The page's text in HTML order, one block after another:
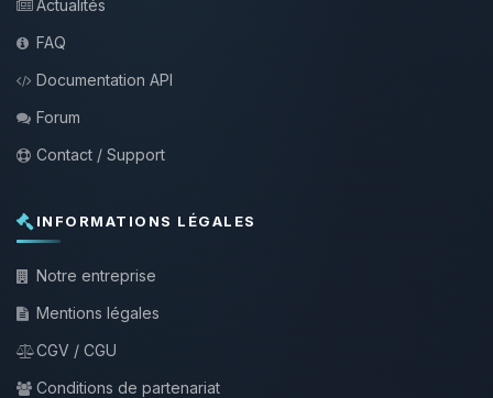
Actualités
FAQ
Documentation API
Forum
Contact / Support
INFORMATIONS LÉGALES
Notre entreprise
Mentions légales
CGV / CGU
Conditions de partenariat